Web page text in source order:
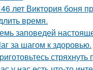
лет Виктория боня
время.
заповедей
за шагом к здоровью.